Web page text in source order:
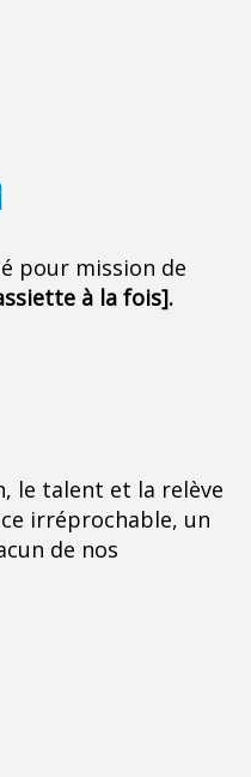
pour mission de
à la fois].
le talent et la relève
irréprochable, un
de nos